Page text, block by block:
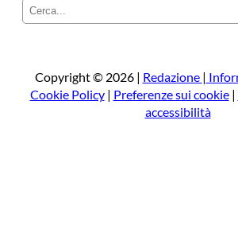
e
a
Copyright © 2026 | Redazione |
Cookie Policy| Preferenze sui cookie|
accessibilità